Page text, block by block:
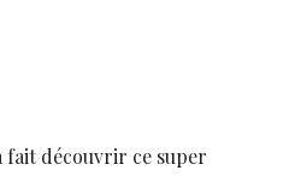
fait découvrir ce super